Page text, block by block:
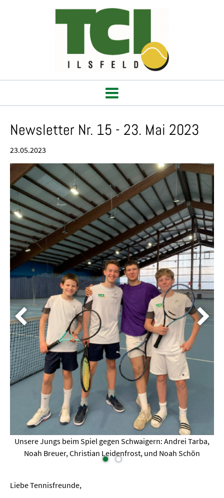
Newsletter Nr. 15 - 23. Mai 2023
23.05.2023
Schwaigern: Andrei Tarba,
und Noah Schön
Unsere Jungs beim Spiel gegen
Christian Leidenfrost, Noah
Liebe Tennisfreunde,
hier kommt der Abschlussbericht für die Winterhallenrunde
der Junioren 1. Sie haben einen tollen 2. Platz in der